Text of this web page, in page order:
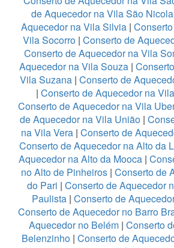
de Aquecedor na Vila São
Aquecedor na Vila Silvia|
Vila Socorro | Conserto de
Conserto de Aquecedor na Vila
Aquecedor na Vila Souza|
Vila Suzana | Conserto de
| Conserto de Aquecedor na
Conserto de Aquecedor na Vila
de Aquecedor na Vila União |
na Vila Vera| Conserto de
Conserto de Aquecedor na Alto da
Aquecedor na Alto da Mooca|
no Alto de Pinheiros| Conserto de
do Pari | Conserto de Aquecedor
Paulista | Conserto de
Conserto de Aquecedor no Barro
Aquecedor no Belém| Conserto
Belenzinho | Conserto de